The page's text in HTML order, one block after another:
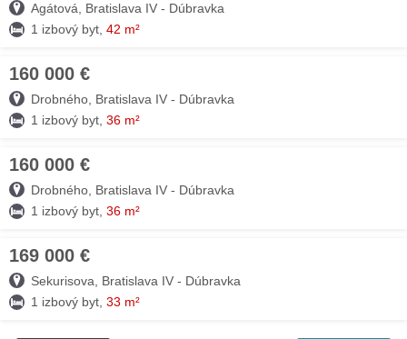
Agátová, Bratislava IV - Dúbravka
1 izbový byt, 42 m²
160 000 €
Drobného, Bratislava IV - Dúbravka
1 izbový byt, 36 m²
160 000 €
Drobného, Bratislava IV - Dúbravka
1 izbový byt, 36 m²
169 000 €
Sekurisova, Bratislava IV - Dúbravka
1 izbový byt, 33 m²